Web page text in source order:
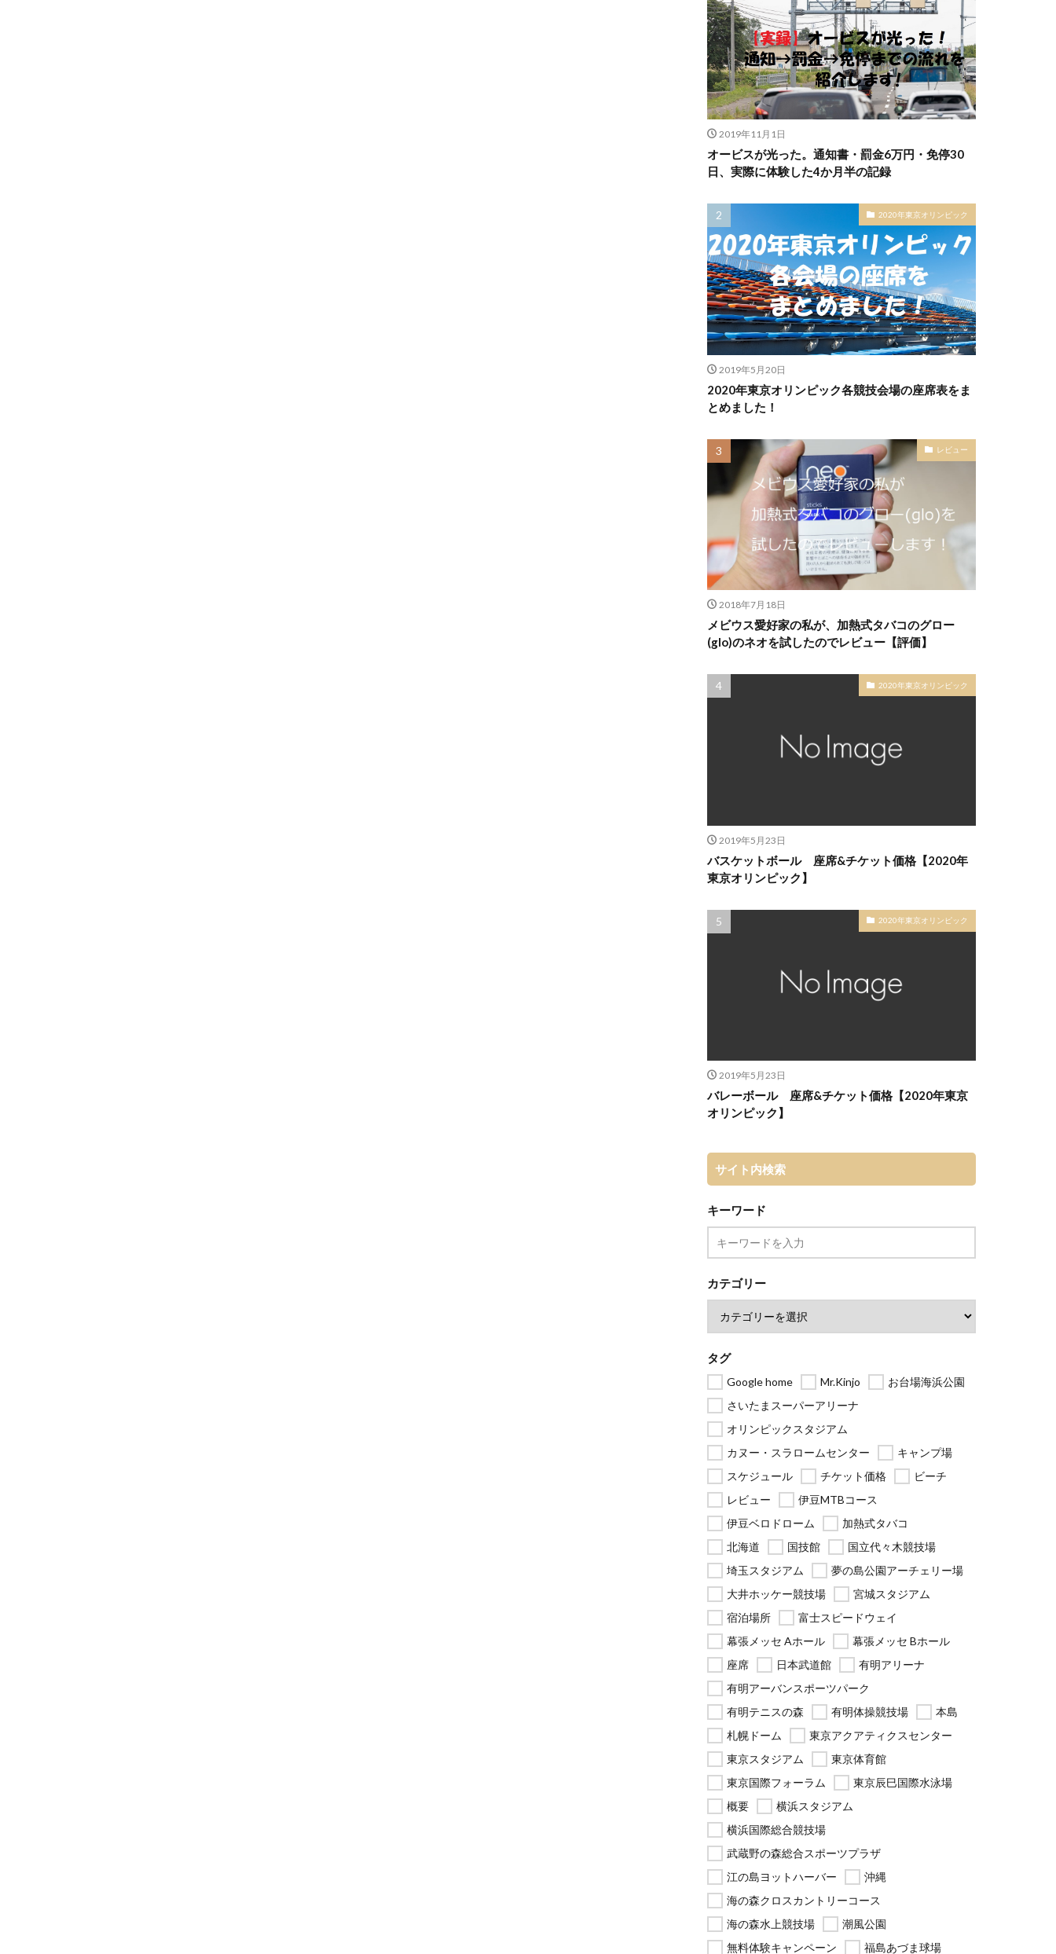
2019年11月1日
オービスが光った。通知書・罰金6万円・免停30
日、実際に体験した4か月半の記録
2020年東京オリンピック
2019年5月20日
2020年東京オリンピック各競技会場の座席表をま
とめました！
レビュー
2018年7月18日
メビウス愛好家の私が、加熱式タバコのグロー
(glo)のネオを試したのでレビュー【評価】
2020年東京オリンピック
2019年5月23日
バスケットボール 座席&チケット価格【2020年
東京オリンピック】
2020年東京オリンピック
2019年5月23日
バレーボール 座席&チケット価格【2020年東京
オリンピック】
サイト内検索
キーワード
カテゴリー
タグ
Google home Mr.Kinjo
お台場海浜公園
さいたまスーパーアリーナ
オリンピックスタジアム
カヌー・スラロームセンター
キャンプ場
スケジュール
チケット価格
ビーチ
レビュー
伊豆MTBコース
伊豆ベロドローム
加熱式タバコ
北海道
国技館
国立代々木競技場
埼玉スタジアム
夢の島公園アーチェリー場
大井ホッケー競技場
宮城スタジアム
宿泊場所
富士スピードウェイ
幕張メッセ Aホール
幕張メッセ Bホール
座席
日本武道館
有明アリーナ
有明アーバンスポーツパーク
有明テニスの森
有明体操競技場
本島
札幌ドーム
東京アクアティクスセンター
東京スタジアム
東京体育館
東京国際フォーラム
東京辰巳国際水泳場
概要
横浜スタジアム
横浜国際総合競技場
武蔵野の森総合スポーツプラザ
江の島ヨットハーバー
沖縄
海の森クロスカントリーコース
海の森水上競技場
潮風公園
無料体験キャンペーン
福島あづま球場